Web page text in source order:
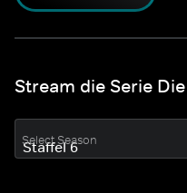
Stream die Serie
Select Season